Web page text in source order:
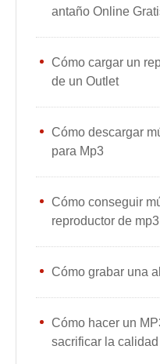
antaño Online
Cómo cargar un
de un Outlet
Cómo descargar
para Mp3
Cómo conseguir
reproductor de mp3
Cómo grabar una
Cómo hacer un
sacrificar la calidad